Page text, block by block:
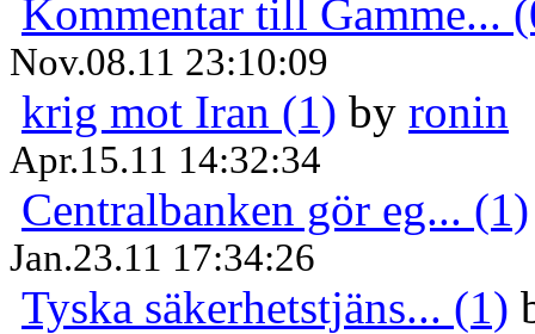
Kommentar till Gamme...
Nov.08.11 23:10:09
krig mot Iran (1) by ronin
Apr.15.11 14:32:34
Centralbanken gör eg... (1)
Jan.23.11 17:34:26
Tyska säkerhetstjäns... (1)